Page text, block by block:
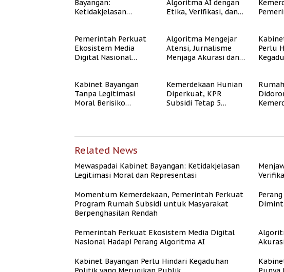
Bayangan:
Ketidakjelasan
Algoritma AI dengan
Etika, Verifikasi, dan
Rendah
Pemerintah Perkuat
Ekosistem Media
Digital Nasional
Algoritma Mengejar
Atensi, Jurnalisme
Menjaga Akurasi dan
Perlu
Kabinet Bayangan
Tanpa Legitimasi
Moral Berisiko
Kemerdekaan Hunian
Diperkuat, KPR
Subsidi Tetap 5
Related News
Mewaspadai Kabinet Bayangan: Ketidakjelasan
Legitimasi Moral dan Representasi
Momentum Kemerdekaan, Pemerintah Perkuat
Program Rumah Subsidi untuk Masyarakat
Berpenghasilan Rendah
Pemerintah Perkuat Ekosistem Media Digital
Nasional Hadapi Perang Algoritma AI
Kabinet Bayangan Perlu Hindari Kegaduhan